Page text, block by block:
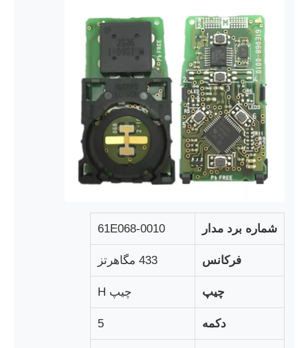
شماره برد مدار 61E068-0010
فرکانس 433 مگاهرتز
چیپ چیپ H
دکمه 5